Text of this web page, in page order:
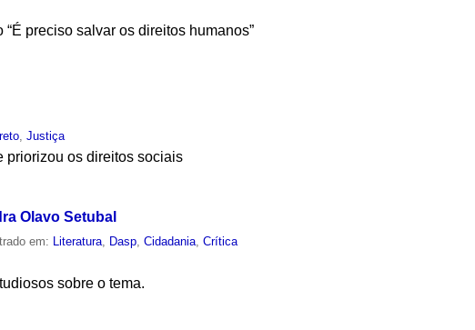
preciso salvar os direitos humanos”
,Justiça
priorizou os direitos sociais
Olavo Setubal
em: Literatura Dasp ,Cidadania ,Crítica
sobre o tema.